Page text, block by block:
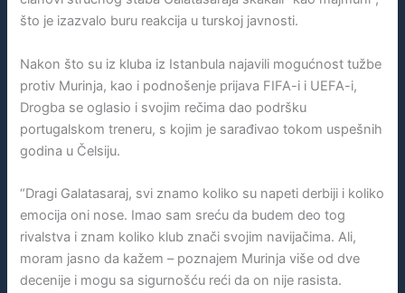
što je izazvalo buru reakcija u turskoj javnosti.
Nakon što su iz kluba iz Istanbula najavili mogućnost tužbe
protiv Murinja, kao i podnošenje prijava FIFA-i i UEFA-i,
Drogba se oglasio i svojim rečima dao podršku
portugalskom treneru, s kojim je sarađivao tokom uspešnih
godina u Čelsiju.
“Dragi Galatasaraj, svi znamo koliko su napeti derbiji i koliko
emocija oni nose. Imao sam sreću da budem deo tog
rivalstva i znam koliko klub znači svojim navijačima. Ali,
moram jasno da kažem – poznajem Murinja više od dve
decenije i mogu sa sigurnošću reći da on nije rasista.